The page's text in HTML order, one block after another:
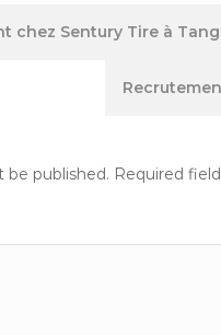
chez Sentury Tire à
be published. Required